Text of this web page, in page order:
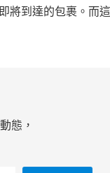
將到達的包裹。而
態，